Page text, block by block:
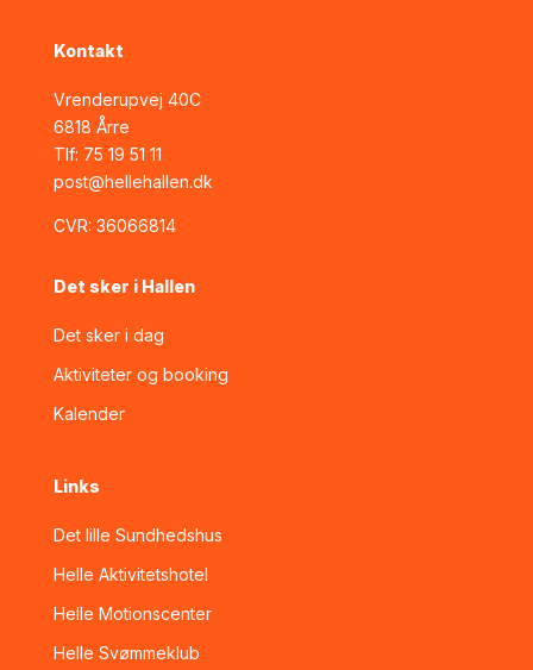
Kontakt
Vrenderupvej 40C
6818 Årre
Tlf: 75 19 51 11
post@hellehallen.dk
CVR: 36066814
Det sker i Hallen
Det sker i dag
Aktiviteter og booking
Kalender
Links
Det lille Sundhedshus
Helle Aktivitetshotel
Helle Motionscenter
Helle Svømmeklub